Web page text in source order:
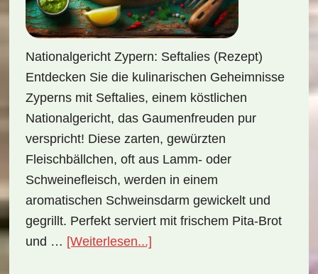
Nationalgericht Zypern: Seftalies (Rezept)
Entdecken Sie die kulinarischen Geheimnisse
Zyperns mit Seftalies, einem köstlichen
Nationalgericht, das Gaumenfreuden pur
verspricht! Diese zarten, gewürzten
Fleischbällchen, oft aus Lamm- oder
Schweinefleisch, werden in einem
aromatischen Schweinsdarm gewickelt und
gegrillt. Perfekt serviert mit frischem Pita-Brot
und … [Weiterlesen...]ÜberNationalgericht